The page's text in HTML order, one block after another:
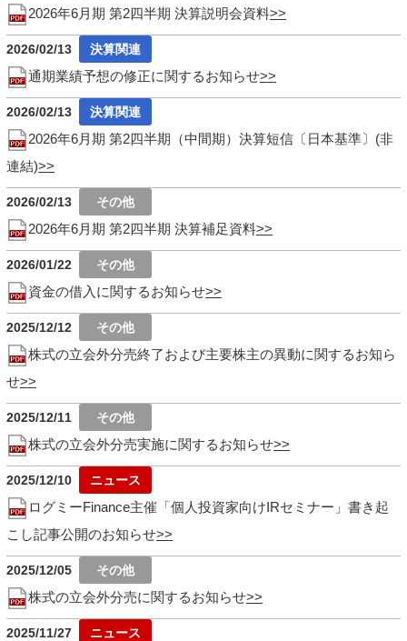
2026年6月期 第2四半期 決算説明会資料
2026/02/13
通期業績予想の修正に関するお知らせ
2026/02/13
2026年6月期 第2四半期（中間期）決算短信〔日本基準〕(非
連結)
2026/02/13
2026年6月期 第2四半期 決算補足資料
2026/01/22
資金の借入に関するお知らせ
2025/12/12
株式の立会外分売終了および主要株主の異動に関するお知ら
せ
2025/12/11
株式の立会外分売実施に関するお知らせ
2025/12/10
ログミーFinance主催「個人投資家向けIRセミナー」書き起
こし記事公開のお知らせ
2025/12/05
株式の立会外分売に関するお知らせ
2025/11/27